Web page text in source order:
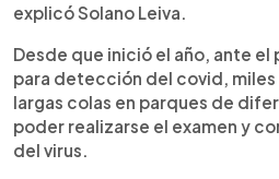
explicó Solano Leiva.
Desde que inició el año, ante el
para detección del covid,
largas colas en parques de
poder realizarse el examen y
del virus.